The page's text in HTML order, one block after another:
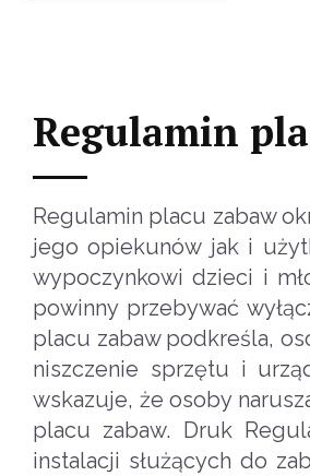
Regulamin
Regulamin placu zabaw
jego opiekunów jak i
wypoczynkowi dzieci i
powinny przebywać
placu zabaw podkreśla,
niszczenie sprzętu i
wskazuje, że osoby
placu zabaw. Druk
instalacji służących do